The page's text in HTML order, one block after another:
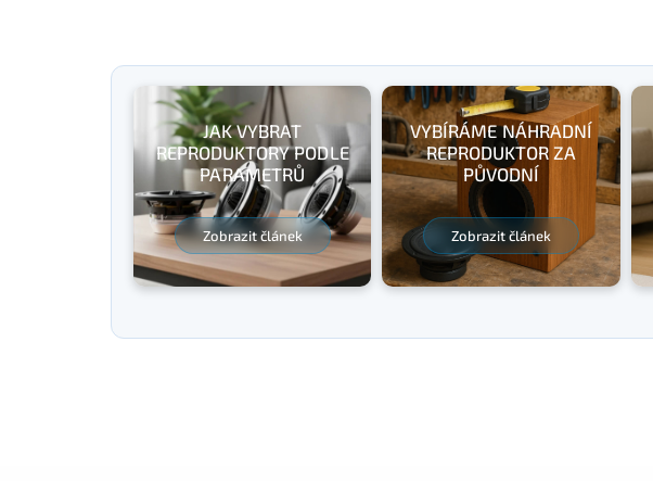
JAK VYBRAT
REPRODUKTORY PODLE
PARAMETRŮ
Zobrazit článek
VYBÍRÁME NÁHRADNÍ
REPRODUKTOR ZA
PŮVODNÍ
Zobrazit článek